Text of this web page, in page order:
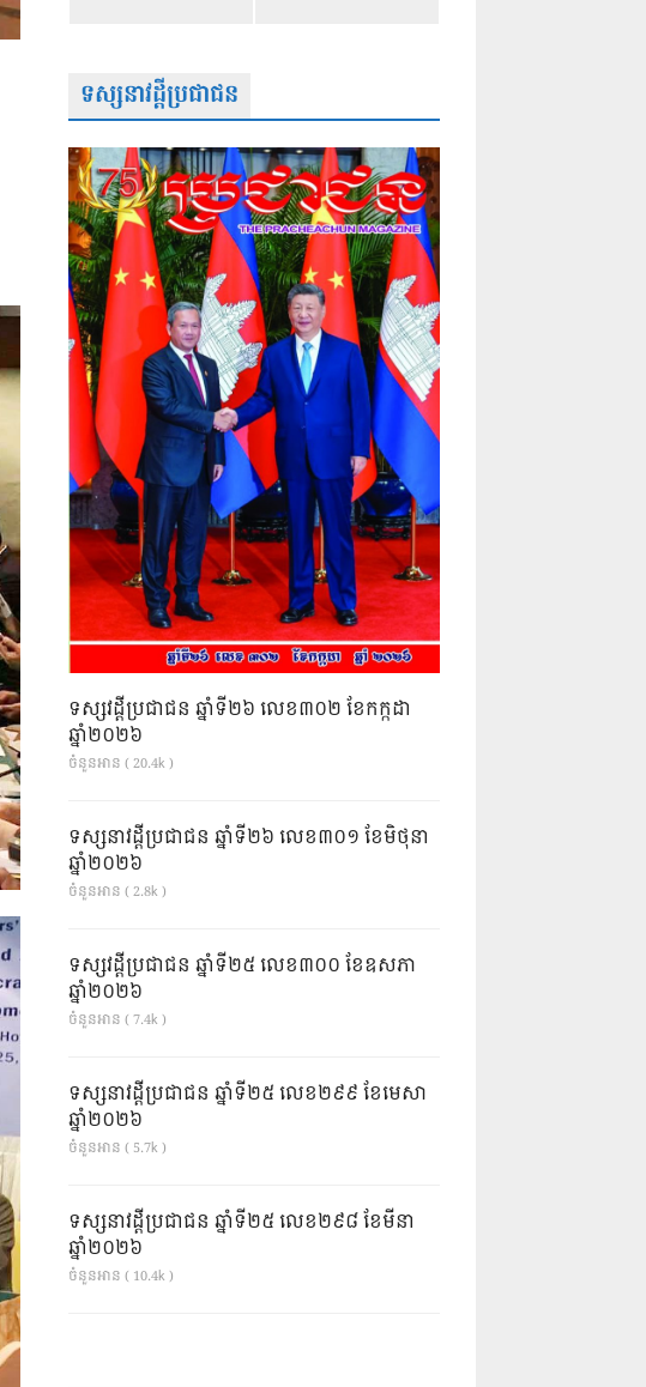
ទស្សនាវដ្តីប្រជាជន
ទស្សវដ្តីប្រជាជន ឆ្នាំទី២៦ លេខ៣០២ ខែកក្កដា
ឆ្នាំ២០២៦
ចំនួនអាន ( 20.4k )
ទស្សនាវដ្ដីប្រជាជន ឆ្នាំទី២៦ លេខ៣០១ ខែមិថុនា
ឆ្នាំ២០២៦
ចំនួនអាន ( 2.8k )
ទស្សវដ្តីប្រជាជន ឆ្នាំទី២៥ លេខ៣០០ ខែឧសភា
ឆ្នាំ២០២៦
ចំនួនអាន ( 7.4k )
ទស្សនាវដ្ដីប្រជាជន ឆ្នាំទី២៥ លេខ២៩៩ ខែមេសា
ឆ្នាំ២០២៦
ចំនួនអាន ( 5.7k )
ទស្សនាវដ្ដីប្រជាជន ឆ្នាំទី២៥ លេខ២៩៨ ខែមីនា
ឆ្នាំ២០២៦
ចំនួនអាន ( 10.4k )